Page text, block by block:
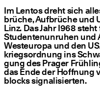
Im Lentos dreht sich
brü­che, Auf­brü­che und
Linz. Das Jahr I968
Stu­den­ten­un­ru­hen und
West­eu­ro­pa und den
kriegs­ord­nung ins
gung des Pra­ger
das Ende der Hoff­nung
blocks signa­li­sier­ten.